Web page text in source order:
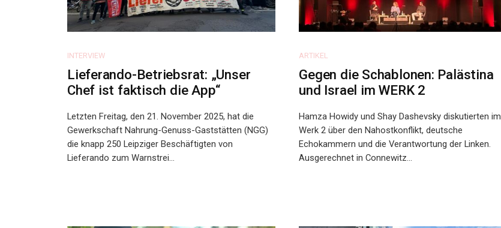
INTERVIEW
Lieferando-Betriebsrat: „Unser
Chef ist faktisch die App“
Letzten Freitag, den 21. November 2025, hat die
Gewerkschaft Nahrung-Genuss-Gaststätten (NGG)
die knapp 250 Leipziger Beschäftigten von
Lieferando zum Warnstrei...
ARTIKEL
Gegen die Schablonen: Palästina
und Israel im WERK 2
Hamza Howidy und Shay Dashevsky diskutierten im
Werk 2 über den Nahostkonflikt, deutsche
Echokammern und die Verantwortung der Linken.
Ausgerechnet in Connewitz...